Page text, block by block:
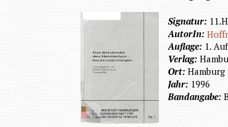
Signatur:
AutorIn:
Auflage: 1.
Verlag:
Ort:Hamburg
Jahr: 1996
Bandangabe: